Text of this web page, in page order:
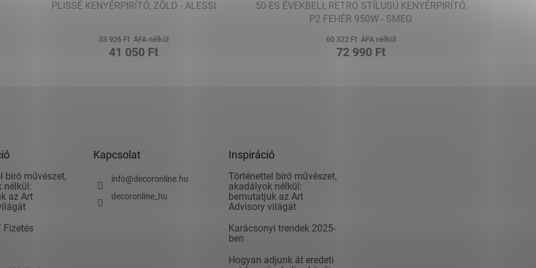
PLISSÉ KENYÉRPIRÍTÓ, ZÖLD - ALESSI
33 926 Ft ÁFA nélkül
41 050 Ft
50-ES ÉVEKBELI, RETRO STÍLUSÚ KENYÉRPIRÍTÓ,
P2 FEHÉR 950W - SMEG
60 322 Ft ÁFA nélkül
72 990 Ft
bíró művészet,
nélkül:
az Art
Fizetés
Kapcsolat
info@decoronline.hu
decoronline_hu
Inspiráció
Történettel bíró művészet,
akadályok nélkül:
bemutatjuk az Art
Advisory világát
Karácsonyi trendek 2025-
ben
Hogyan adjunk át eredeti